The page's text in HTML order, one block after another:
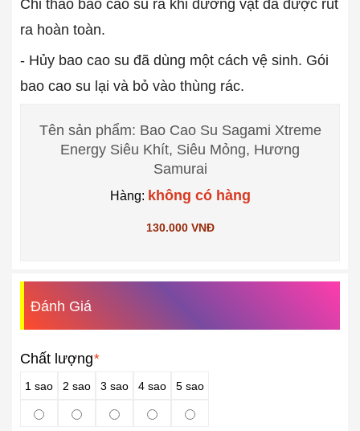
Chỉ tháo bao cao su ra khi dương vật đã được rút
ra hoàn toàn.
- Hủy bao cao su đã dùng một cách vệ sinh. Gói
bao cao su lại và bỏ vào thùng rác.
Tên sản phẩm: Bao Cao Su Sagami Xtreme
Energy Siêu Khít, Siêu Mỏng, Hương
Samurai
Hàng: không có hàng
130.000 VNĐ
Đánh Giá
Chất lượng*
1 sao 2 sao 3 sao 4 sao 5 sao